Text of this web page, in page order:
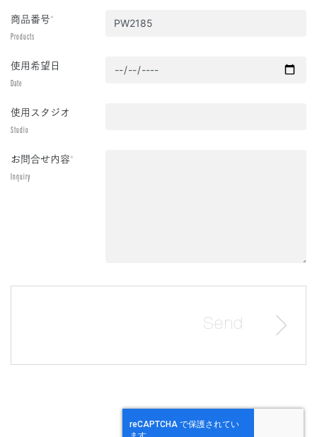
商品番号*
Products
使用希望日
Date
使用スタジオ
Studio
お問合せ内容*
Inquiry